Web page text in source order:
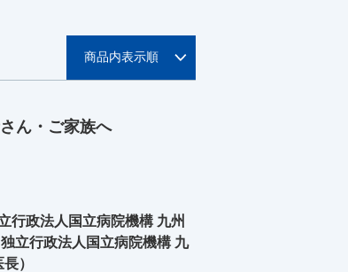
ん・ご家族へ
行政法人国立病院機構 九州
立行政法人国立病院機構 九
）